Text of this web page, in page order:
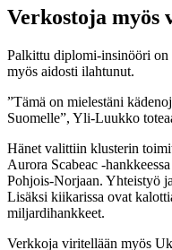
Verkostoja
Palkittu diplomi-insinööri on
myös aidosti ilahtunut.
”Tämä on mielestäni
Suomelle”, Yli-Luukko
Hänet valittiin klusterin
Aurora Scabeac -
Pohjois-Norjaan. Yhteistyö
Lisäksi kiikarissa ovat
miljardihankkeet.
Verkkoja viritellään myös